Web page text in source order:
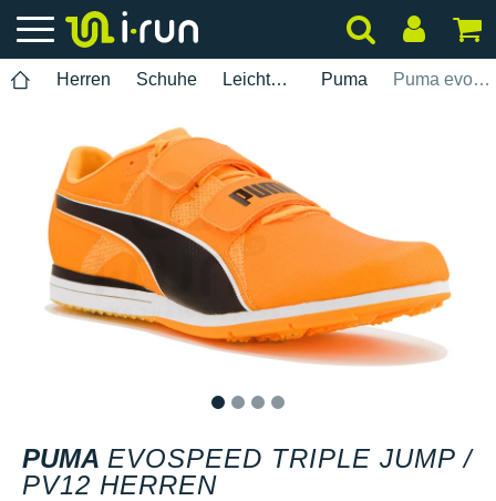
Herren Schuhe Leichtathletik Puma Puma evoSPEED Triple Jump / PV12 Herren
PUMA EVOSPEED TRIPLE JUMP /
PV12 HERREN